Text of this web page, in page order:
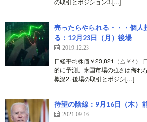
売ったらやられる・・・個人
る：12月23日（月）後場
2019.12.23
日経平均株価￥23,821（△￥4）
的に予測。米国市場の強さは侮れ
概況2. 後場の取引とポジシ[…]
待望の陰線：9月16日（木）
2021.09.16